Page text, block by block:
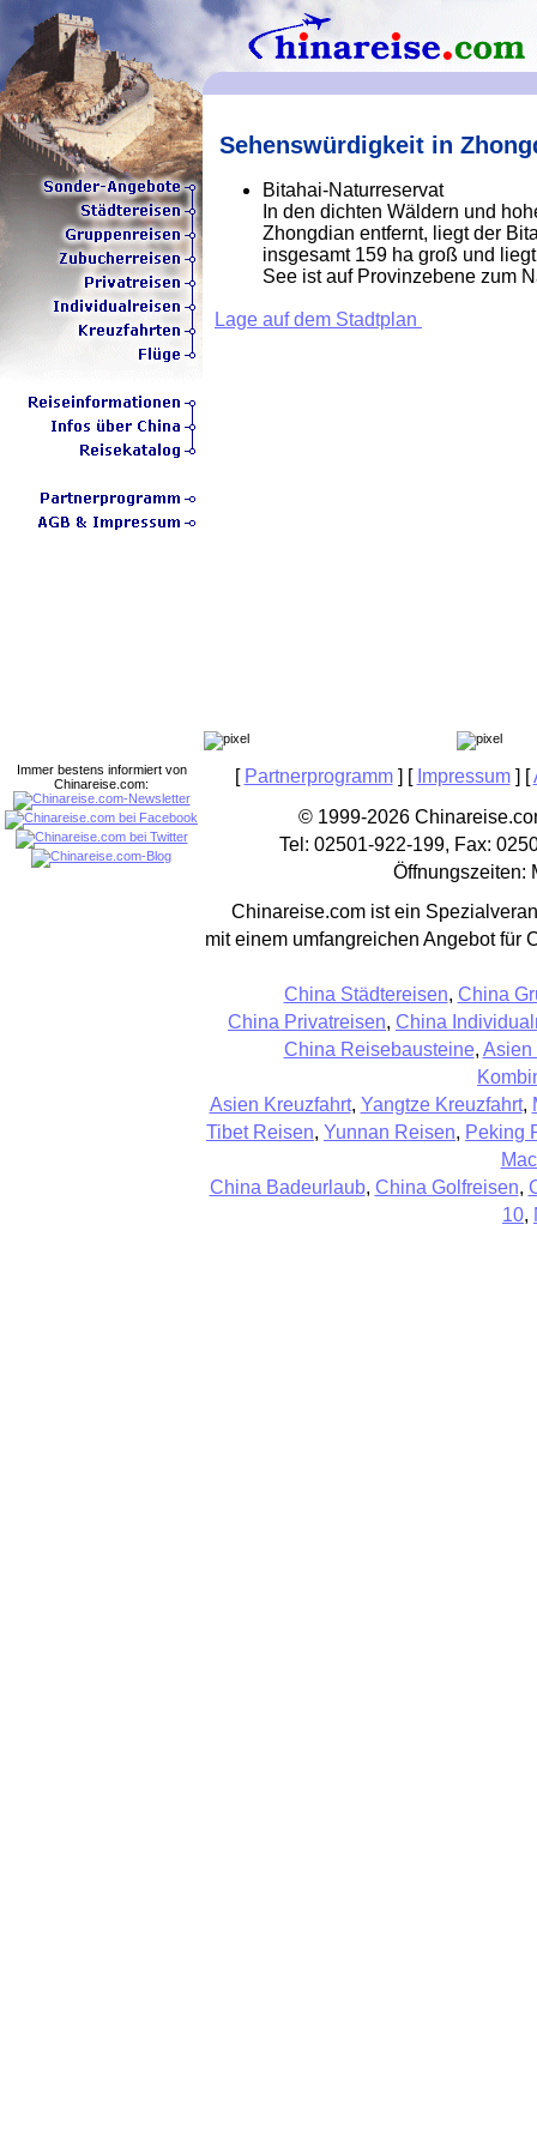
Sehenswürdigkeit in
Bitahai-Naturreservat
In den dichten Wäldern und
Zhongdian entfernt, liegt der
insgesamt 159 ha groß und
See ist auf Provinzebene zum
Lage auf dem Stadtplan
[ Partnerprogramm] [ Impressum] [
© 1999-2026
Tel: 02501-922-199, Fax:
Öffnungszeiten:
Chinareise.com ist ein
mit einem umfangreichen Angebot für
China Städtereisen, China
China Privatreisen, China
China Reisebausteine, Asien
Asien Kreuzfahrt, Yangtze Kreuzfahrt,
Tibet Reisen, Yunnan Reisen, Peking
China Badeurlaub, China Golfreisen,
10,
Immer bestens informiert von
Chinareise.com: